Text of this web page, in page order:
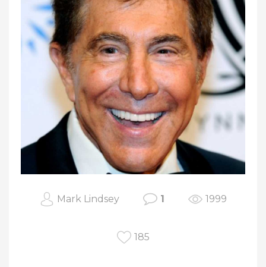
Mark Lindsey 1 1999
185